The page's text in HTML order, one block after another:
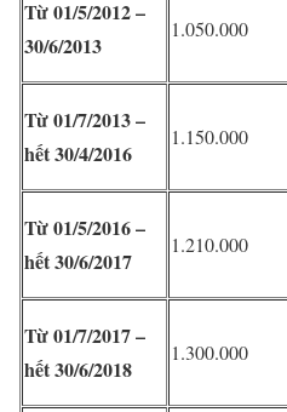
Từ 01/5/2012 –
30/6/2013
1.050.000
Từ 01/7/2013 –
hết 30/4/2016
1.150.000
Từ 01/5/2016 –
hết 30/6/2017
1.210.000
Từ 01/7/2017 –
hết 30/6/2018
1.300.000